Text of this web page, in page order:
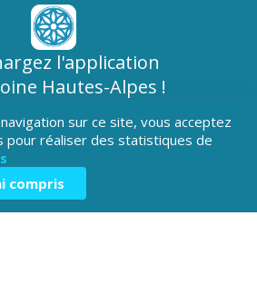
l'application
Hautes-Alpes !
sur ce site, vous acceptez
pour réaliser des statistiques de
compris